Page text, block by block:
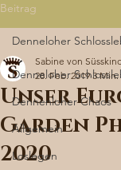
Beitrag
Denneloher
Dennenloher Chaos
Allgemein
Loslegen
Denneloher
Unser
Garden
2020
Sabine von
28. Feb. 2019 3 Min.